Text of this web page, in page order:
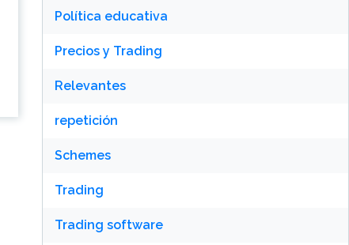
Política educativa
Precios y Trading
Relevantes
repetición
Schemes
Trading
Trading software